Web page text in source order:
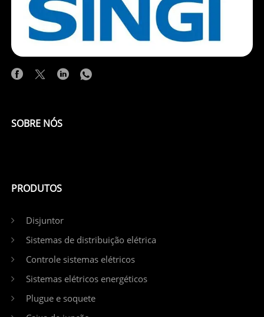
SOBRE NÓS
PRODUTOS
Disjuntor
Sistemas de distribuição elétrica
Controle sistemas elétricos
Sistemas elétricos energéticos
Plugue e soquete